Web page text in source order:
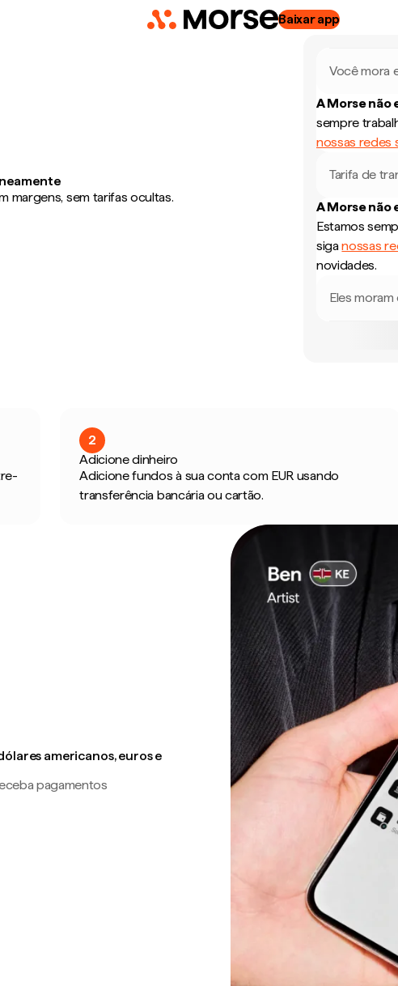
Baixar app
margens, sem tarifas ocultas.
Você mora
A Morse não
sempre
nossas redes
Tarifa de
A Morse não
Estamos
siganossas
novidades.
Eles moram
2
Adicione dinheiro
Adicione fundos à sua conta com EUR usando
transferência bancária ou cartão.
americanos, euros e
pagamentos